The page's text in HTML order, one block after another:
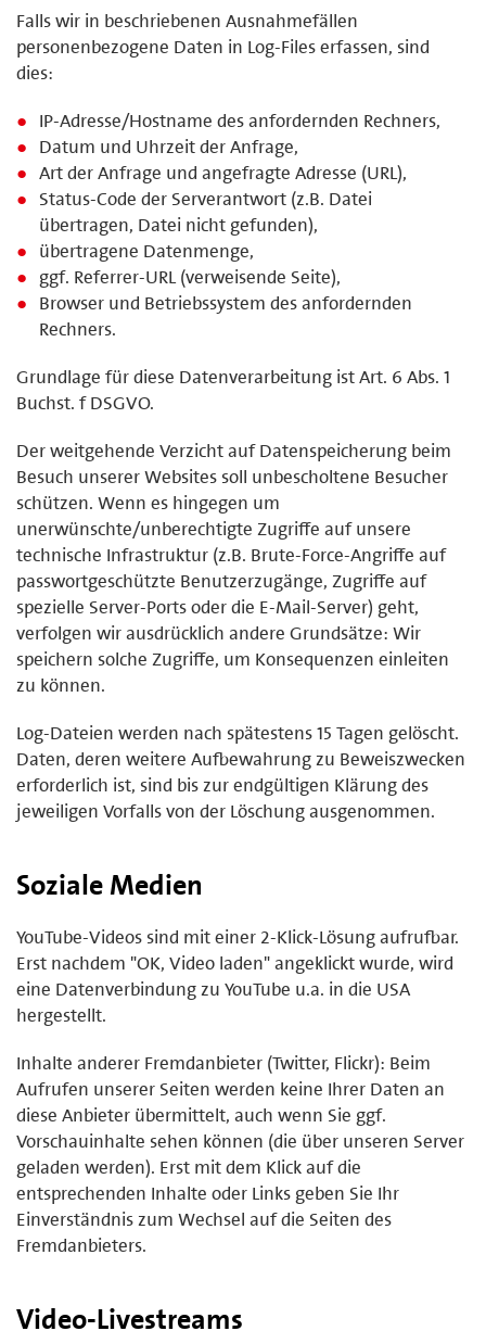
Falls wir in beschriebenen Ausnahmefällen
personenbezogene Daten in Log-Files erfassen, sind
dies:
IP-Adresse/Hostname des anfordernden Rechners,
Datum und Uhrzeit der Anfrage,
Art der Anfrage und angefragte Adresse (URL),
Status-Code der Serverantwort (z.B. Datei
übertragen, Datei nicht gefunden),
übertragene Datenmenge,
ggf. Referrer-URL (verweisende Seite),
Browser und Betriebssystem des anfordernden
Rechners.
Grundlage für diese Datenverarbeitung ist Art. 6 Abs. 1
Buchst. f DSGVO.
Der weitgehende Verzicht auf Datenspeicherung beim
Besuch unserer Websites soll unbescholtene Besucher
schützen. Wenn es hingegen um
unerwünschte/unberechtigte Zugriffe auf unsere
technische Infrastruktur (z.B. Brute-Force-Angriffe auf
passwortgeschützte Benutzerzugänge, Zugriffe auf
spezielle Server-Ports oder die E-Mail-Server) geht,
verfolgen wir ausdrücklich andere Grundsätze: Wir
speichern solche Zugriffe, um Konsequenzen einleiten
zu können.
Log-Dateien werden nach spätestens 15 Tagen gelöscht.
Daten, deren weitere Aufbewahrung zu Beweiszwecken
erforderlich ist, sind bis zur endgültigen Klärung des
jeweiligen Vorfalls von der Löschung ausgenommen.
Soziale Medien
YouTube-Videos sind mit einer 2-Klick-Lösung aufrufbar.
Erst nachdem "OK, Video laden" angeklickt wurde, wird
eine Datenverbindung zu YouTube u.a. in die USA
hergestellt.
Inhalte anderer Fremdanbieter (Twitter, Flickr): Beim
Aufrufen unserer Seiten werden keine Ihrer Daten an
diese Anbieter übermittelt, auch wenn Sie ggf.
Vorschauinhalte sehen können (die über unseren Server
geladen werden). Erst mit dem Klick auf die
entsprechenden Inhalte oder Links geben Sie Ihr
Einverständnis zum Wechsel auf die Seiten des
Fremdanbieters.
Video-Livestreams